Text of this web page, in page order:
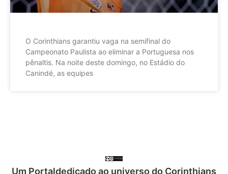
O Corinthians garantiu vaga na semifinal do
Campeonato Paulista ao eliminar a Portuguesa nos
pênaltis. Na noite deste domingo, no Estádio do
Canindé, as equipes
Um Portaldedicado ao universo do Corinthians